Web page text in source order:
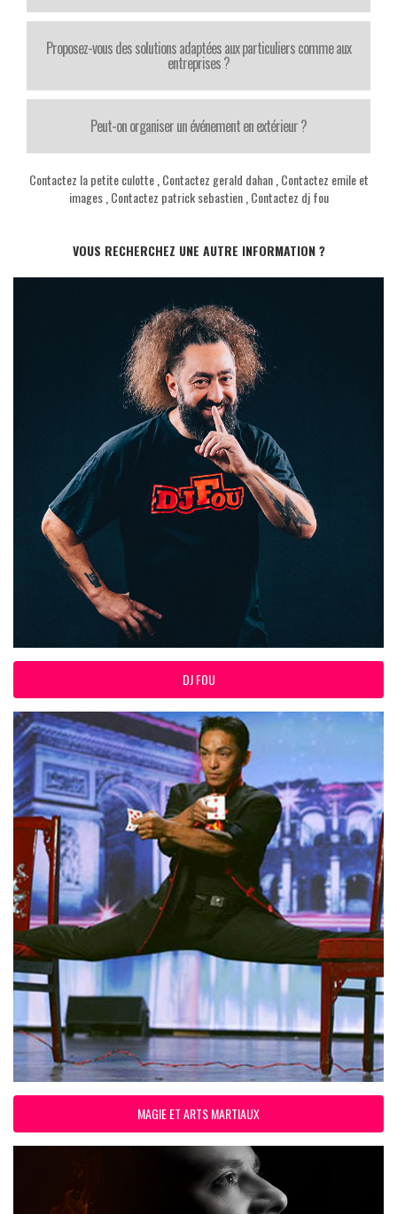
Proposez-vous des solutions adaptées aux particuliers comme aux
entreprises ?
Peut-on organiser un événement en extérieur ?
Contactez la petite culotte, Contactez gerald dahan, Contactez emile et
images, Contactez patrick sebastien, Contactez dj fou
VOUS RECHERCHEZ UNE AUTRE INFORMATION ?
DJ FOU
MAGIE ET ARTS MARTIAUX